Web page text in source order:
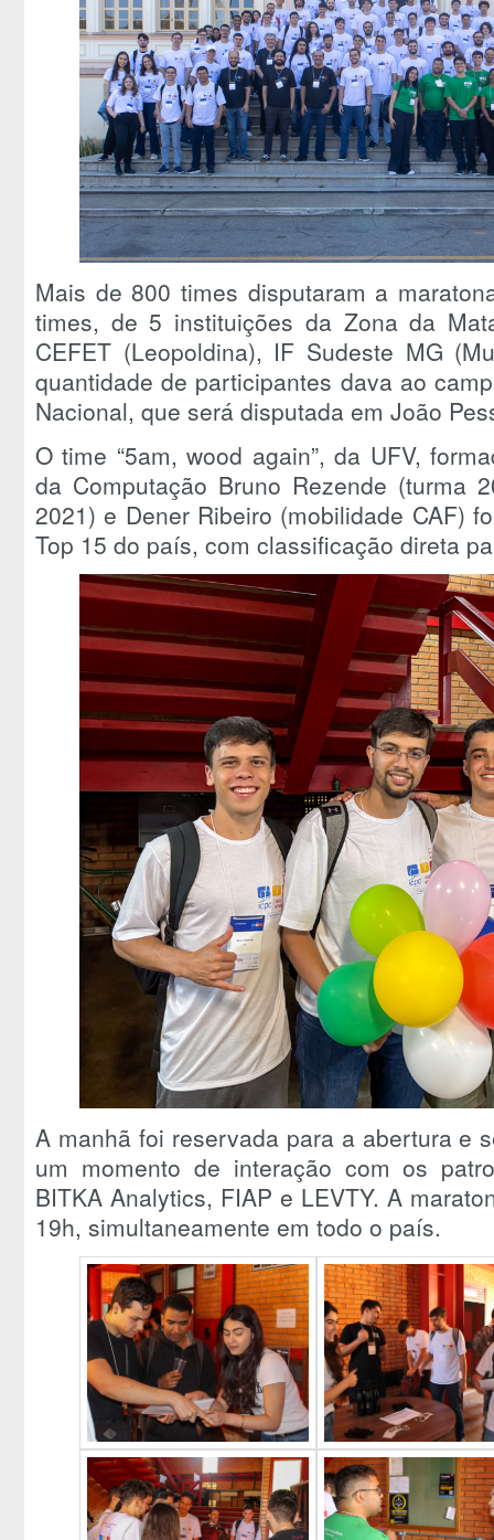
Mais de 800 times disputaram a
times, de 5 instituições da Zona da
CEFET (Leopoldina), IF Sudeste MG
quantidade de participantes dava ao
Nacional, que será disputada em João
O time “5am, wood again”, da UFV,
da Computação Bruno Rezende (turma
2021) e Dener Ribeiro (mobilidade CAF)
Top 15 do país, com classificação direta
A manhã foi reservada para a abertura e
um momento de interação com os
BITKA Analytics, FIAP e LEVTY. A
19h, simultaneamente em todo o país.